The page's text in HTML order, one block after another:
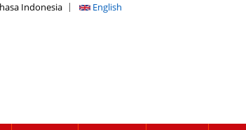
Indonesia English